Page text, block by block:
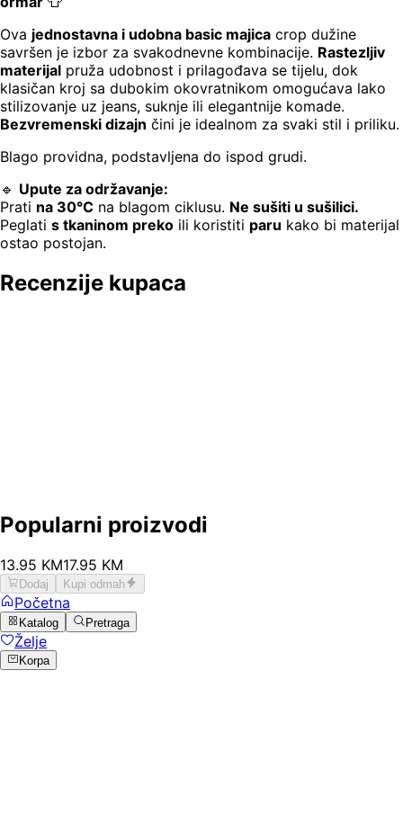
Ova jednostavna i udobna basic majica crop dužine
savršen je izbor za svakodnevne kombinacije. Rastezljiv
materijal pruža udobnost i prilagođava se tijelu, dok
klasičan kroj sa dubokim okovratnikom omogućava lako
stilizovanje uz jeans, suknje ili elegantnije komade.
Bezvremenski dizajn čini je idealnom za svaki stil i priliku.
Blago providna, podstavljena do ispod grudi.
🔹 Upute za održavanje:
Prati na 30°C na blagom ciklusu. Ne sušiti u sušilici.
Peglati s tkaninom preko ili koristiti paru kako bi materijal
ostao postojan.
Recenzije kupaca
Popularni proizvodi
13.95 KM17.95 KM
Dodaj Kupi odmah
Početna
Katalog Pretraga
Želje
Korpa